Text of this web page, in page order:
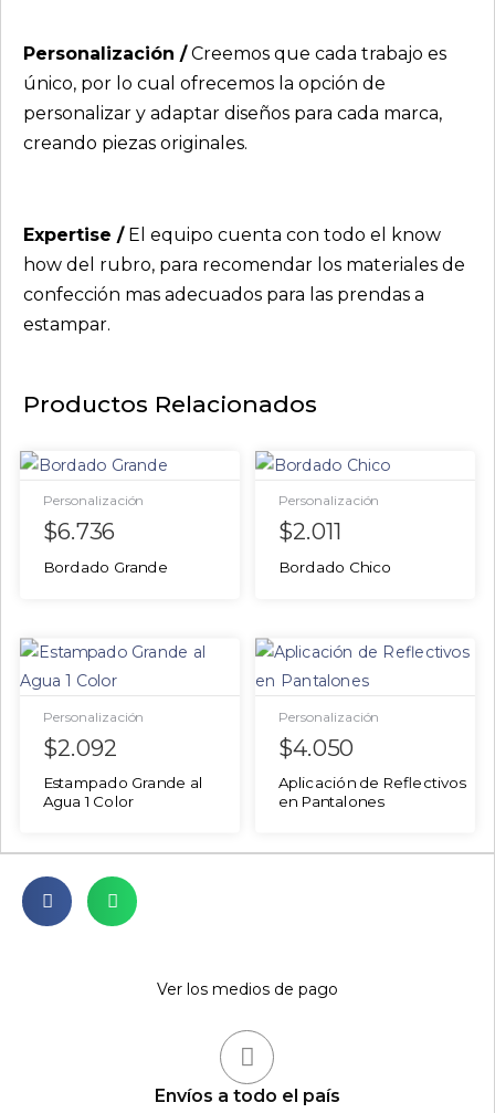
Personalización /Creemos que cada trabajo es
único, por lo cual ofrecemos la opción de
personalizar y adaptar diseños para cada marca,
creando piezas originales.
Expertise /El equipo cuenta con todo el know
how del rubro, para recomendar los materiales de
confección mas adecuados para las prendas a
estampar.
Productos Relacionados
Personalización
$6.736
Bordado Grande
Personalización
$2.011
Bordado Chico
Personalización
$2.092
Estampado Grande al
Agua 1 Color
Personalización
$4.050
Aplicación de Reflectivos
en Pantalones
Ver los medios de pago
Envíos a todo el país